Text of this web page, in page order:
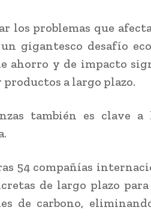
los problemas que
gigantesco desafío
ahorro y de impacto
a largo plazo.
también es clave a
54 compañías
de largo plazo
de carbono,